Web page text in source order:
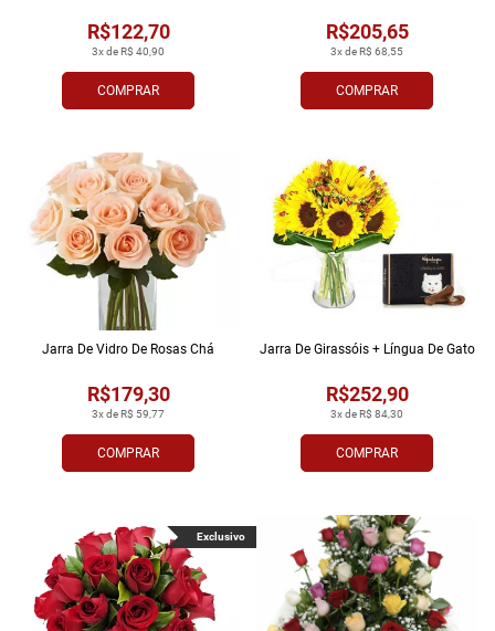
COMPRAR
3x de R$ 40,90
R$122,70
COMPRAR
3x de R$ 68,55
R$205,65
COMPRAR
3x de R$ 59,77
R$179,30
Jarra De Vidro De Rosas Chá
COMPRAR
3x de R$ 84,30
R$252,90
Jarra De Girassóis + Língua De Gato
Exclusivo